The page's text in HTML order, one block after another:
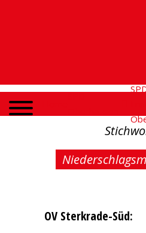
OV Sterkrade-Süd: